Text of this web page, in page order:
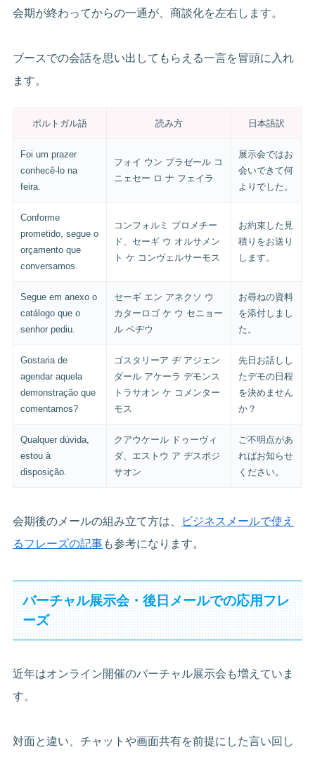
会期が終わってからの一通が、商談化を左右します。
ブースでの会話を思い出してもらえる一言を冒頭に入れ
ます。
ポルトガル語 読み方 日本語訳
Foi um prazer
conhecê-lo na
feira.
フォイ ウン プラゼール コ
ニェセー ロ ナ フェイラ
展示会ではお
会いできて何
よりでした。
Conforme
prometido, segue o
orçamento que
conversamos.
コンフォルミ プロメチー
ド、セーギ ウ オルサメン
ト ケ コンヴェルサーモス
お約束した見
積りをお送り
します。
Segue em anexo o
catálogo que o
senhor pediu.
セーギ エン アネクソ ウ
カターロゴ ケ ウ セニョー
ル ペヂウ
お尋ねの資料
を添付しまし
た。
Gostaria de
agendar aquela
demonstração que
comentamos?
ゴスタリーア ヂ アジェン
ダール アケーラ デモンス
トラサオン ケ コメンター
モス
先日お話しし
たデモの日程
を決めません
か？
Qualquer dúvida,
estou à
disposição.
クアウケール ドゥーヴィ
ダ、エストウ ア ヂスポジ
サオン
ご不明点があ
ればお知らせ
ください。
会期後のメールの組み立て方は、
ビジネスメールで使え
るフレーズの記事も参考になります。
バーチャル展示会・後日メールでの応用フレ
ーズ
近年はオンライン開催のバーチャル展示会も増えていま
す。
対面と違い、チャットや画面共有を前提にした言い回し